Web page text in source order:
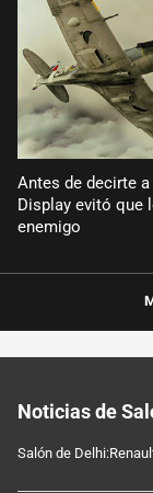
Antes de decirte
Display evitó que
enemigo
Noticias de
Salón de